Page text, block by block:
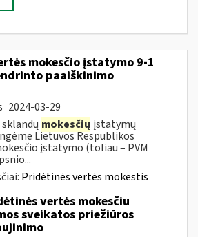
mokesčio įstatymo 9-1
paaiškinimo
2024-03-29
mokesčių įstatymų
Lietuvos Respublikos
įstatymo (toliau – PVM
Pridėtinės vertės mokestis
vertės mokesčiu
sveikatos priežiūros